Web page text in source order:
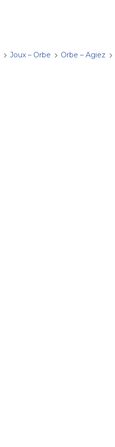
Joux – Orbe Orbe – Agiez